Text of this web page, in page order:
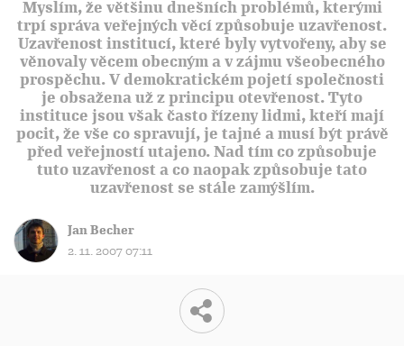
Myslím, že většinu dnešních problémů, kterými
trpí správa veřejných věcí způsobuje uzavřenost.
Uzavřenost institucí, které byly vytvořeny, aby se
věnovaly věcem obecným a v zájmu všeobecného
prospěchu. V demokratickém pojetí společnosti
je obsažena už z principu otevřenost. Tyto
instituce jsou však často řízeny lidmi, kteří mají
pocit, že vše co spravují, je tajné a musí být právě
před veřejností utajeno. Nad tím co způsobuje
tuto uzavřenost a co naopak způsobuje tato
uzavřenost se stále zamýšlím.
Jan Becher
2. 11. 2007 07:11